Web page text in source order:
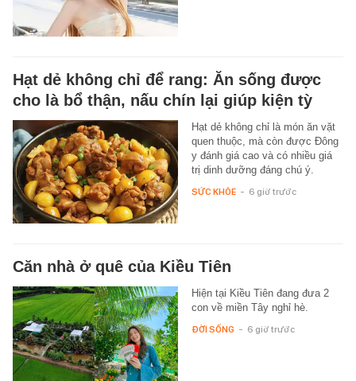
Hạt dẻ không chỉ để rang: Ăn sống được
cho là bổ thận, nấu chín lại giúp kiện tỳ
Hạt dẻ không chỉ là món ăn vặt
quen thuộc, mà còn được Đông
y đánh giá cao và có nhiều giá
trị dinh dưỡng đáng chú ý.
SỨC KHỎE - 6 giờ trước
Căn nhà ở quê của Kiều Tiên
Hiện tại Kiều Tiên đang đưa 2
con về miền Tây nghỉ hè.
ĐỜI SỐNG - 6 giờ trước